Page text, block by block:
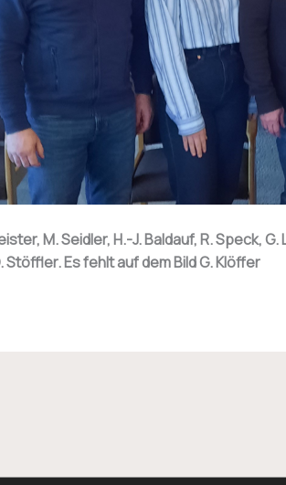
M. Seidler, H.-J. Baldauf, R. Speck, G.
Stöffler. Es fehlt auf dem Bild G. Klöffer